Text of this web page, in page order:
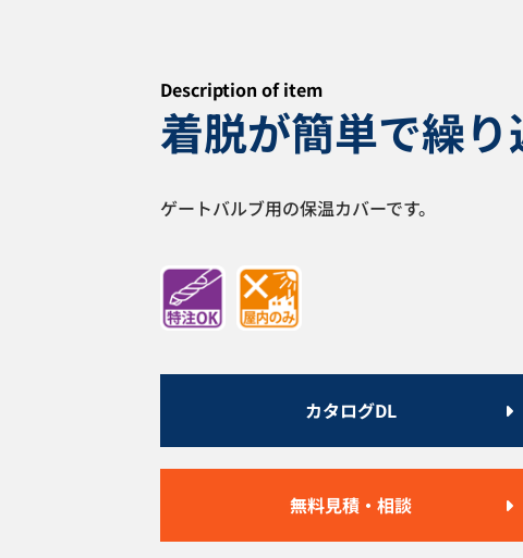
Description of item
着脱が簡単で繰
ゲートバルブ用の保温カバーです。
カタログDL
無料見積・相談